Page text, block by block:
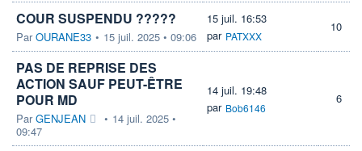
COUR SUSPENDU ?????
ParOURANE33 • 15 juil. 2025 • 09:06
15 juil. 16:53
par PATXXX
10
PAS DE REPRISE DES
ACTION SAUF PEUT-ÊTRE
POUR MD
ParGENJEAN • 14 juil. 2025 •
09:47
14 juil. 19:48
par Bob6146
6